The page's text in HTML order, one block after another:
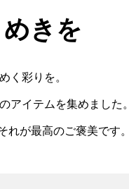
きを
く彩りを。
アイテムを集めました。
れが最高のご褒美です。